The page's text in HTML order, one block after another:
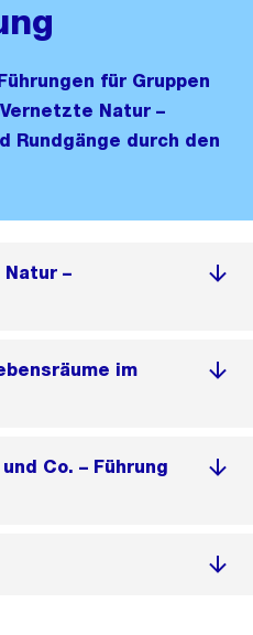
für Gruppen
Natur –
Rundgänge durch den
–
im
Co. – Führung